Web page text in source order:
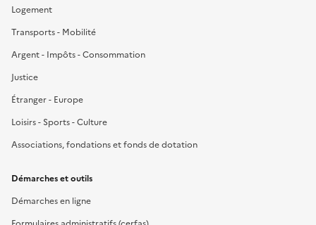
Logement
Transports - Mobilité
Argent - Impôts - Consommation
Justice
Étranger - Europe
Loisirs - Sports - Culture
Associations, fondations et fonds de dotation
Démarches et outils
Démarches en ligne